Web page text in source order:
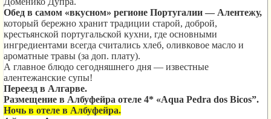
Обед в самом «вкусном» регионе Португалии — Алентежу,
который бережно хранит традиции старой, доброй,
крестьянской португальской кухни, где основными
ингредиентами всегда считались хлеб, оливковое масло и
ароматные травы (за доп. плату).
А главное блюдо сегодняшнего дня — известные
алентежанские супы!
Переезд в Алгарве.
Размещение в Албуфейра отеле 4* «Aqua Pedra dos Bicos”.
Ночь в отеле в Албуфейра.